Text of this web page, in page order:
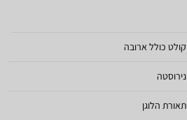
קולט כולל ארובה
נירוסטה
תאורת הלוגן